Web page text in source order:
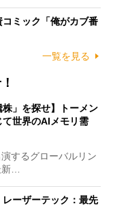
ミック「俺がカブ番
一覧を見る
株」を探せ】トーメン
世界のAIメモリ需
するグローバルリン
…
レーザーテック：最先